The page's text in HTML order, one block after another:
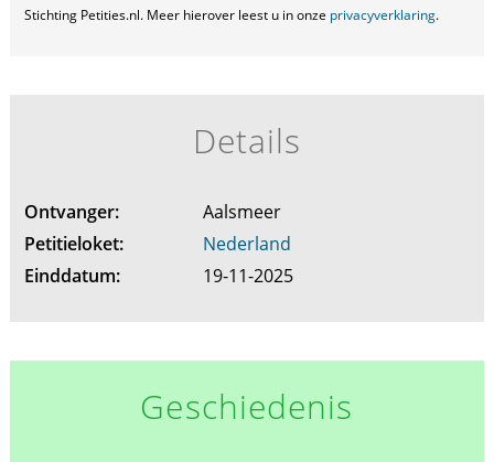
Stichting Petities.nl. Meer hierover leest u in onze privacyverklaring.
Details
Ontvanger:
Aalsmeer
Petitieloket:
Nederland
Einddatum:
19-11-2025
Geschiedenis